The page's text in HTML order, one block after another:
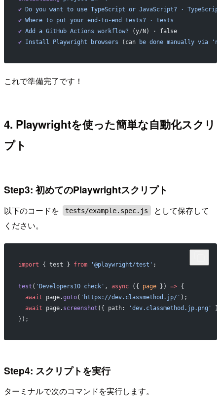
✔ Do you want to use TypeScript or JavaScript? ·
✔ Where to put your end-to-end tests? ·
tests
✔ Add a GitHub Actions workflow? (y/N) · false
✔ Install Playwright browsers (can be done manually via
これで準備完了です！
4. Playwrightを使った簡単な自動化スクリ
プト
Step3: 初めてのPlaywrightスクリプト
以下のコードを tests/example.spec.js
として保存して
ください。
import { test } from '@playwright/test' ;
test ( 'DevelopersIO check' , async ({ page }) => {
  await
page.goto( 'https://dev.classmethod.jp/' );
  await
page. screenshot ({ path: 'dev.classmethod.jp.png'
});
Step4: スクリプトを実行
ターミナルで次のコマンドを実行します。